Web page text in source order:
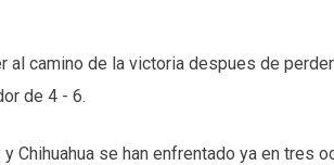
al camino de la victoria despues de
de 4 - 6.
Chihuahua se han enfrentado ya en tres